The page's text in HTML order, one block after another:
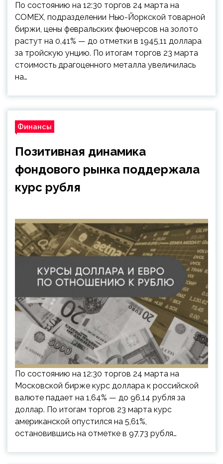
По состоянию на 12:30 торгов 24 марта на
COMEX, подразделении Нью-Йоркской товарной
биржи, цены февральских фьючерсов на золото
растут на 0,41% — до отметки в 1945,11 доллара
за тройскую унцию. По итогам торгов 23 марта
стоимость драгоценного металла увеличилась
на…
Финансы
Позитивная динамика
фондового рынка поддержала
курс рубля
По состоянию на 12:30 торгов 24 марта на
Московской бирже курс доллара к российской
валюте падает на 1,64% — до 96,14 рубля за
доллар. По итогам торгов 23 марта курс
американской опустился на 5,61%,
остановившись на отметке в 97,73 рубля…